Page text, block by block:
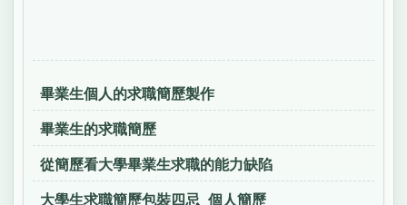
畢業生個人的求職簡歷製作
畢業生的求職簡歷
從簡歷看大學畢業生求職的能力缺陷
大學生求職簡歷包裝四忌_個人簡歷